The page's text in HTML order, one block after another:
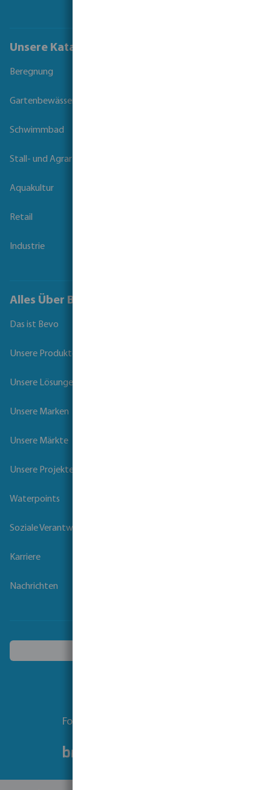
Unsere Kataloge
Beregnung
Gartenbewässerung
Schwimmbad
Stall- und Agrartechnik
Aquakultur
Retail
Industrie
Alles Über Bevo
Das ist Bevo
Unsere Produkte
Unsere Lösungen
Unsere Marken
Unsere Märkte
Unsere Projekte
Waterpoints
Soziale Verantwortung der Unternehmen
Karriere
Nachrichten
Folgen Sie uns